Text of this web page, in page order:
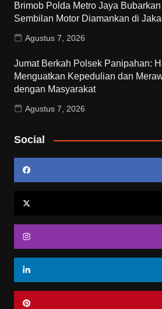
Brimob Polda Metro Jaya
Sembilan Motor Diamankan di
Agustus 7, 2026
Jumat Berkah Polsek Panipahan:
Menguatkan Kepedulian dan
dengan Masyarakat
Agustus 7, 2026
Social